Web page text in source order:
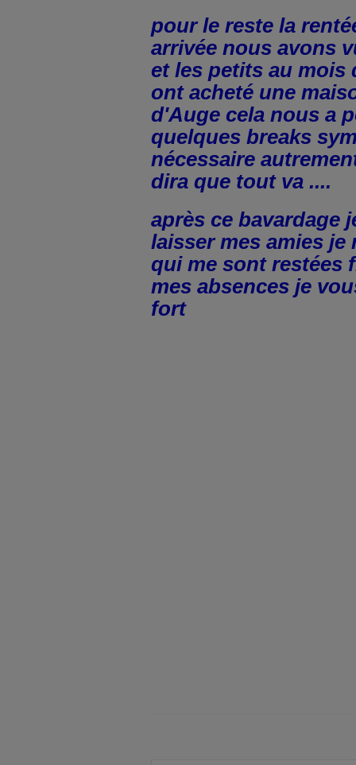
pour le reste la
arrivée nous avons
et les petits au mois
ont acheté une
d'Auge cela nous a
quelques breaks
nécessaire
dira que tout va ....
après ce bavardage
laisser mes amies je
qui me sont restées
mes absences je
fort